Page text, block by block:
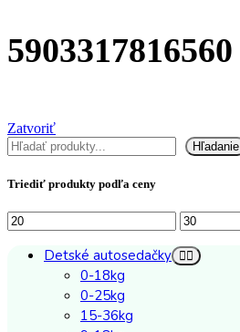
5903317816560
Zatvoriť
Hľadať
Hľadanie
Triediť produkty podľa ceny
Minimálna
cena
Maximálna
cena
Detské autosedačky
0-18kg
0-25kg
15-36kg